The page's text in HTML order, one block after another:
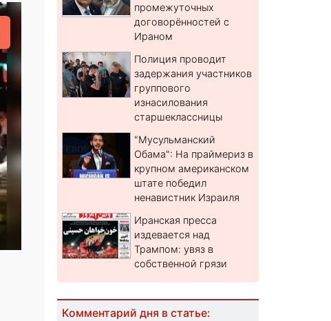
промежуточных
договорённостей с
Ираном
Полиция проводит
задержания участников
группового
изнасилования
старшеклассницы
"Мусульманский
Обама": На праймериз в
крупном американском
штате победил
ненавистник Израиля
Иранская пресса
издевается над
Трампом: увяз в
собственной грязи
Комментарий дня в статье: